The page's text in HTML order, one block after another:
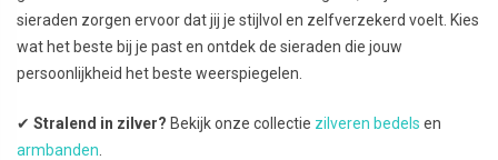
sieraden zorgen ervoor dat jij je stijlvol en zelfverzekerd voelt. Kies
wat het beste bij je past en ontdek de sieraden die jouw
persoonlijkheid het beste weerspiegelen.
✔ Stralend in zilver? Bekijk onze collectie zilveren bedels en
armbanden